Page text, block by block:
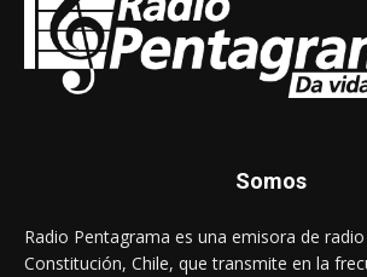
Somos
Radio Pentagrama es una emisora de
Constitución, Chile, que transmite en la